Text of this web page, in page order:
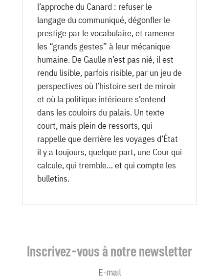
l’approche du Canard : refuser le
langage du communiqué, dégonfler le
prestige par le vocabulaire, et ramener
les “grands gestes” à leur mécanique
humaine. De Gaulle n’est pas nié, il est
rendu lisible, parfois risible, par un jeu de
perspectives où l’histoire sert de miroir
et où la politique intérieure s’entend
dans les couloirs du palais. Un texte
court, mais plein de ressorts, qui
rappelle que derrière les voyages d’État
il y a toujours, quelque part, une Cour qui
calcule, qui tremble… et qui compte les
bulletins.
Inscrivez-vous à notre newsletter